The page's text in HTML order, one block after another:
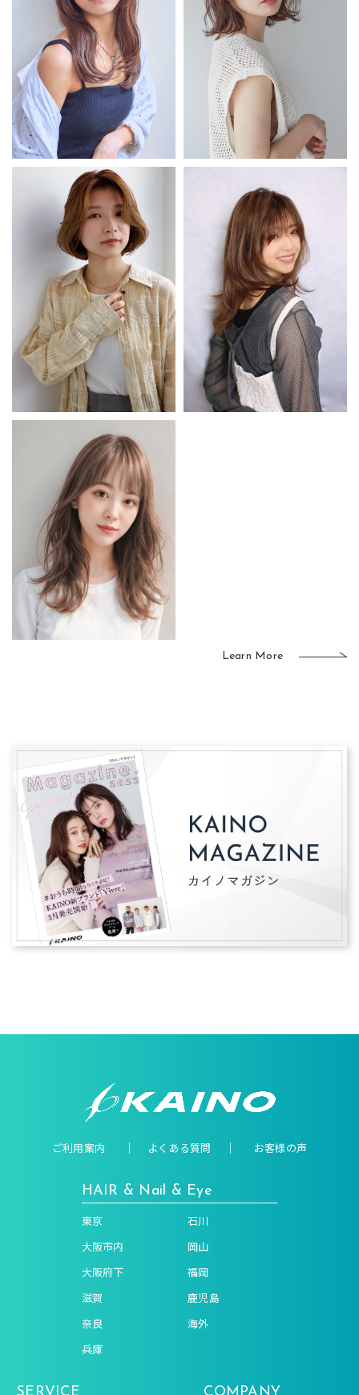
Learn More
ご利用案内 よくある質問 お客様の声
HAIR & Nail & Eye
東京
大阪市内
大阪府下
滋賀
奈良
兵庫
石川
岡山
福岡
鹿児島
海外